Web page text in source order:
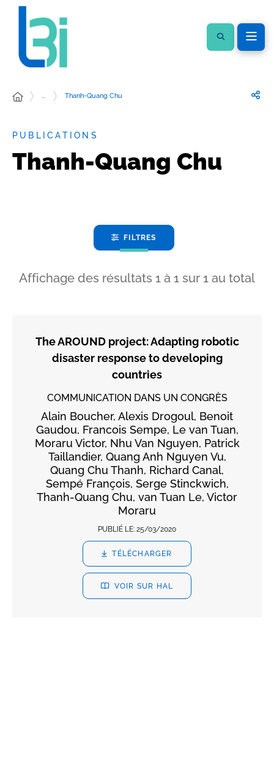
… Thanh-Quang Chu
PUBLICATIONS
Thanh-Quang Chu
FILTRES
Affichage des résultats 1 à 1 sur 1 au total
The AROUND project: Adapting robotic
disaster response to developing
countries
COMMUNICATION DANS UN CONGRÈS
Alain Boucher, Alexis Drogoul, Benoit
Gaudou, Francois Sempe, Le van Tuan,
Moraru Victor, Nhu Van Nguyen, Patrick
Taillandier, Quang Anh Nguyen Vu,
Quang Chu Thanh, Richard Canal,
Sempé François, Serge Stinckwich,
Thanh-Quang Chu, van Tuan Le, Victor
Moraru
PUBLIÉ LE: 25/03/2020
TÉLÉCHARGER
VOIR SUR HAL